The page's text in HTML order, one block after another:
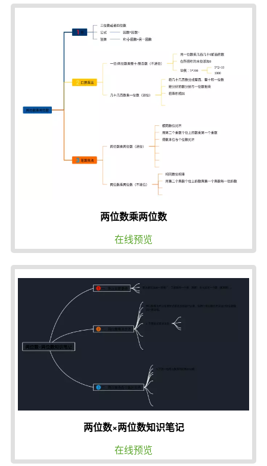
两位数乘两位数
在线预览
两位数×两位数知识笔记
在线预览